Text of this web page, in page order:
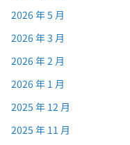
2026 年 5 月
2026 年 3 月
2026 年 2 月
2026 年 1 月
2025 年 12 月
2025 年 11 月